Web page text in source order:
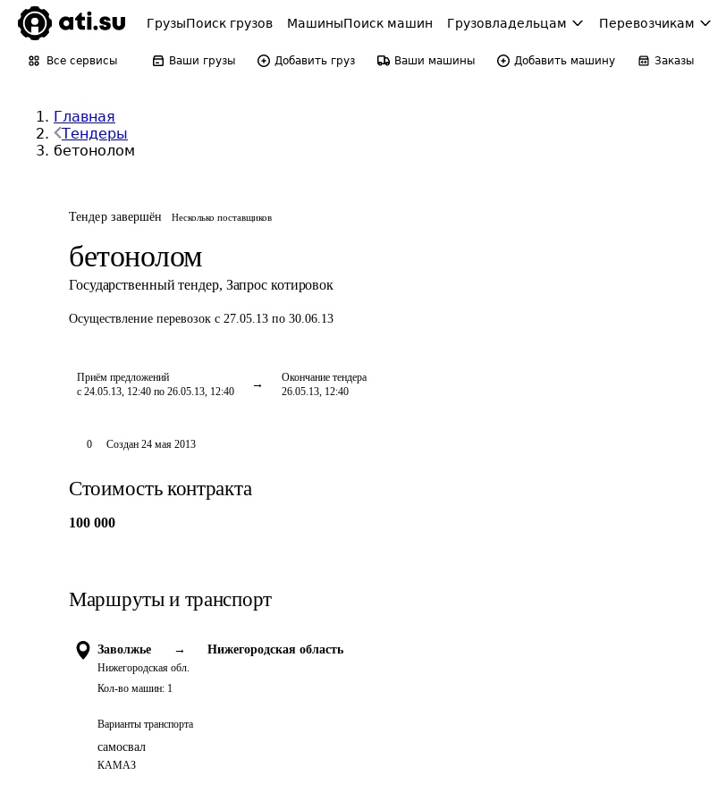
ГрузыПоиск грузов МашиныПоиск машин Грузовладельцам Перевозчикам
Все сервисы Ваши грузы Добавить груз Ваши машины Добавить машину Заказы
Главная
Тендеры
бетонолом
Тендер завершён Несколько поставщиков
бетонолом
Государственный тендер, Запрос котировок
Осуществление перевозок с 27.05.13 по 30.06.13
Приём предложений
с 24.05.13, 12:40 по 26.05.13, 12:40
Окончание тендера
26.05.13, 12:40
0 Создан 24 мая 2013
Стоимость контракта
100 000
Маршруты и транспорт
Заволжье →
Нижегородская обл.
Нижегородская область
Кол-во машин: 1
Варианты транспорта
самосвал
КАМАЗ